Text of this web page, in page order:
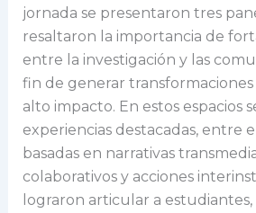
jornada se presentaron tres
resaltaron la importancia de
entre la investigación y las
fin de generar transformaciones
alto impacto. En estos espacios
experiencias destacadas, entre
basadas en narrativas
colaborativos y acciones
lograron articular a